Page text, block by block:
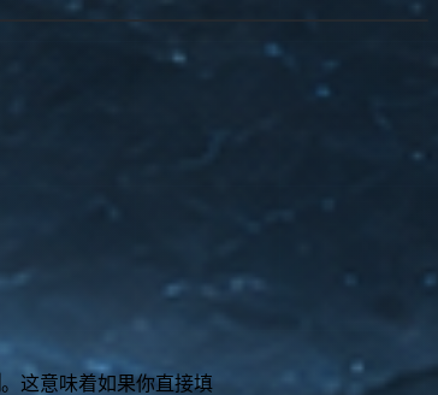
。这意味着如果你直接填